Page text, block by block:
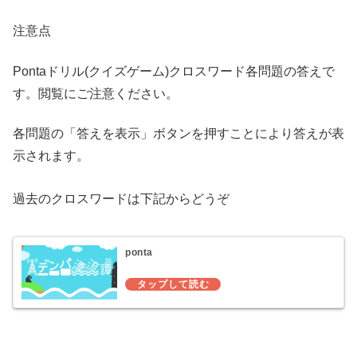
注意点
Pontaドリル(クイズゲーム)クロスワード各問題の答えで
す。閲覧にご注意ください。
各問題の「答えを表示」ボタンを押すことにより答えが表
示されます。
過去のクロスワードは下記からどうぞ
ponta